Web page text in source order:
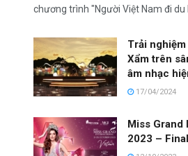
chương trình "Người Việt Nam đi du
Trải
Xẩm trên
âm nhạc
17/04/2024
Miss Grand
2023 –